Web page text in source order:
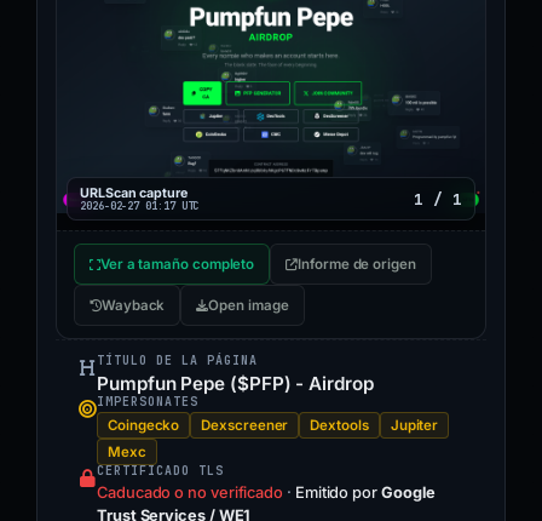
URLScan capture
2026-02-27 01:17 UTC 1 / 1
Ver a tamaño completo Informe de origen
Wayback Open image
TÍTULO DE LA PÁGINA
Pumpfun Pepe ($PFP) - Airdrop
IMPERSONATES
Coingecko Dexscreener Dextools
Jupiter
Mexc
CERTIFICADO TLS
Caducado o no verificado · Emitido por Google
Trust Services / WE1